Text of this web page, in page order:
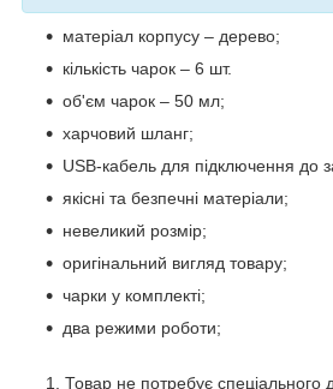
матеріал корпусу – дерево;
кількість чарок – 6 шт.
об'єм чарок – 50 мл;
харчовий шланг;
USB-кабель для підключення до
якісні та безпечні матеріали;
невеликий розмір;
оригінальний вигляд товару;
чарки у комплекті;
два режими роботи;
Товар не потребує спеціального